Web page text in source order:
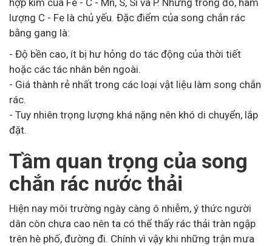
hợp kim của Fe - C - Mn, S, Si và P. Nhưng trong đó, hàm
lượng C - Fe là chủ yếu. Đặc điểm của song chắn rác
bằng gang là:
- Độ bền cao, ít bị hư hỏng do tác động của thời tiết
hoặc các tác nhân bên ngoài.
- Giá thành rẻ nhất trong các loại vật liệu làm song chắn
rác.
- Tuy nhiên trọng lượng khá nặng nên khó di chuyển, lắp
đặt.
Tầm quan trọng của song
chắn rác nước thải
Hiện nay môi trường ngày càng ô nhiễm, ý thức người
dân còn chưa cao nên ta có thể thấy rác thải tràn ngập
trên hè phố, đường đi. Chính vì vậy khi những trận mưa